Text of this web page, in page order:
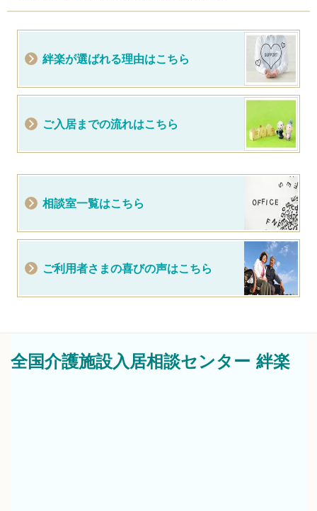
絆楽が選ばれる理由はこちら
ご入居までの流れはこちら
相談室一覧はこちら
ご利用者さまの喜びの声はこちら
全国介護施設入居相談センター 絆楽